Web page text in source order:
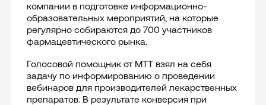
Раскрытие информации
Контакты
Лицензии
Международная деятельность
Подключить сейчас
компании в подготовке информационно-
образовательных мероприятий, на которые
регулярно собираются до 700 участников
фармацевтического рынка.
Голосовой помощник от МТТ взял на себя
задачу по информированию о проведении
вебинаров для производителей лекарственных
препаратов. В результате конверсия при